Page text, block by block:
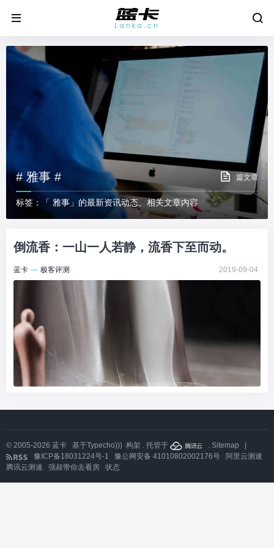
# 雅事 # 篇文章
标签：「 雅事」的最新资讯动态、相关文章内容
倒流香：一山一人若静，流香下至而动。
蓝卡 — 极客评测 2019-09-04
© 2005-2026 蓝卡 基于Typecho))) 构架 . 托管于 . Sitemap
豫ICP备18031224号-1
豫公网安备 41010802002176号
阿里云测速
腾讯云测速
强叔带你去看房 状态